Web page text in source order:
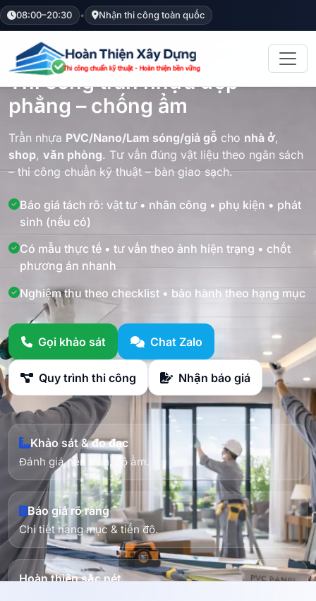
08:00–20:30 • Nhận thi công toàn quốc
Trần PVC/Nano
Gọn sạch – ít bụi
Bảo hành rõ ràng
Thi công trần nhựa đẹp –
phẳng – chống ẩm
Trần nhựa PVC/Nano/Lam sóng/giả gỗ cho nhà ở,
shop, văn phòng. Tư vấn đúng vật liệu theo ngân sách
– thi công chuẩn kỹ thuật – bàn giao sạch.
Báo giá tách rõ: vật tư • nhân công • phụ kiện • phát
sinh (nếu có)
Có mẫu thực tế • tư vấn theo ảnh hiện trạng • chốt
phương án nhanh
Nghiệm thu theo checklist • bảo hành theo hạng mục
Gọi khảo sát Chat Zalo
Quy trình thi công Nhận báo giá
Khảo sát & đo đạc
Đánh giá nền trần, độ ẩm.
Báo giá rõ ràng
Chi tiết hạng mục & tiến độ.
Hoàn thiện sắc nét